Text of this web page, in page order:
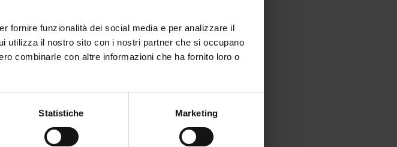
fornire funzionalità dei social media e per analizzare il
utilizza il nostro sito con i nostri partner che si occupano
combinarle con altre informazioni che ha fornito loro o
Statistiche Marketing